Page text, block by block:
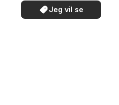
Jeg vil se